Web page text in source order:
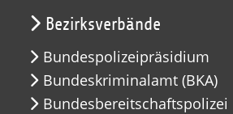
Bezirksverbände
Bundespolizeipräsidium
Bundeskriminalamt (BKA)
Bundesbereitschaftspolizei